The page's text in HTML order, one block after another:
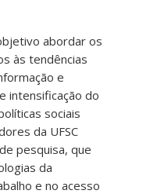
abordar os
às tendências
e
intensificação do
sociais
da UFSC
pesquisa, que
da
e no acesso